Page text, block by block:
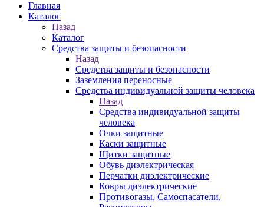
Главная
Каталог
Назад
Каталог
Средства защиты и безопасности
Назад
Средства защиты и безопасности
Заземления переносные
Средства индивидуальной защиты человека
Назад
Средства индивидуальной защиты
человека
Очки защитные
Каски защитные
Щитки защитные
Обувь диэлектрическая
Перчатки диэлектрические
Ковры диэлектрические
Противогазы, Самоспасатели,